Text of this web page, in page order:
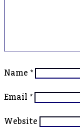
Name*
Email*
Website